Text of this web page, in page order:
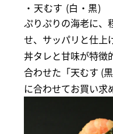
・天むす (白・黒)
ぷりぷりの海老に、
せ、サッパリと仕上
丼タレと甘味が特徴
合わせた「天むす (
に合わせてお買い求